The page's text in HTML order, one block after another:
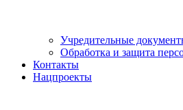
Учредительные
Обработка и защита
Контакты
Нацпроекты